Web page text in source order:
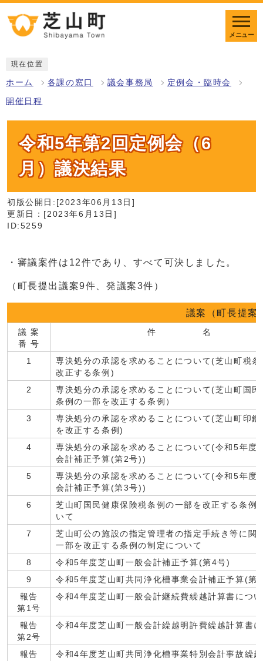
メニュー
現在位置
ホーム 各課の窓口 議会事務局 定例会・臨時会
開催日程
令和5年第2回定例会（6
月）議決結果
初版公開日:[2023年06月13日]
更新日：[2023年6月13日]
ID:5259
・審議案件は12件であり、すべて可決しました。
（町長提出議案9件、発議案3件）
議案（町長提案
議 案
番 号
件 名
1
専決処分の承認を求めることについて(芝山町税
改正する条例)
2
専決処分の承認を求めることについて(芝山町国
条例の一部を改正する条例）
3
専決処分の承認を求めることについて(芝山町印
を改正する条例)
4
専決処分の承認を求めることについて(令和5年度
会計補正予算(第2号))
5
専決処分の承認を求めることについて(令和5年度
会計補正予算(第3号))
6
芝山町国民健康保険税条例の一部を改正する条例
いて
7
芝山町公の施設の指定管理者の指定手続き等に関
一部を改正する条例の制定について
8
令和5年度芝山町一般会計補正予算(第4号)
9
令和5年度芝山町共同浄化槽事業会計補正予算(第
報告
第1号
令和4年度芝山町一般会計継続費繰越計算書につ
報告
第2号
令和4年度芝山町一般会計繰越明許費繰越計算書
報告
令和4年度芝山町共同浄化槽事業特別会計事故繰